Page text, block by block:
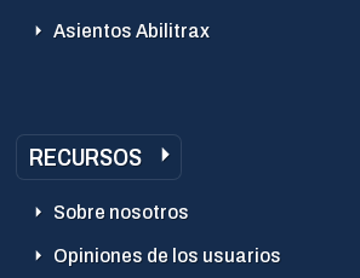
Asientos Abilitrax
RECURSOS
Sobre nosotros
Opiniones de los usuarios